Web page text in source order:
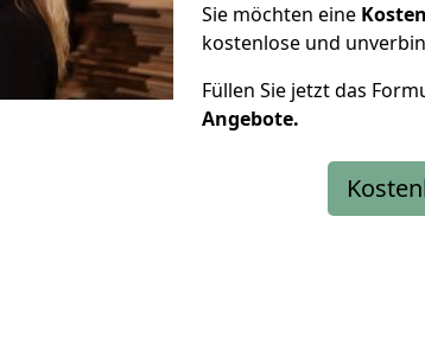
Sie möchten eine
kostenlose und
Füllen Sie jetzt das
Angebote.